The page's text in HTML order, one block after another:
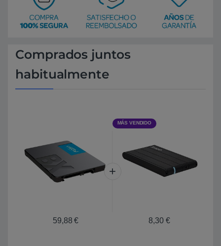
Comprados juntos
habitualmente
59,88€
MÁS VENDIDO
8,30 €